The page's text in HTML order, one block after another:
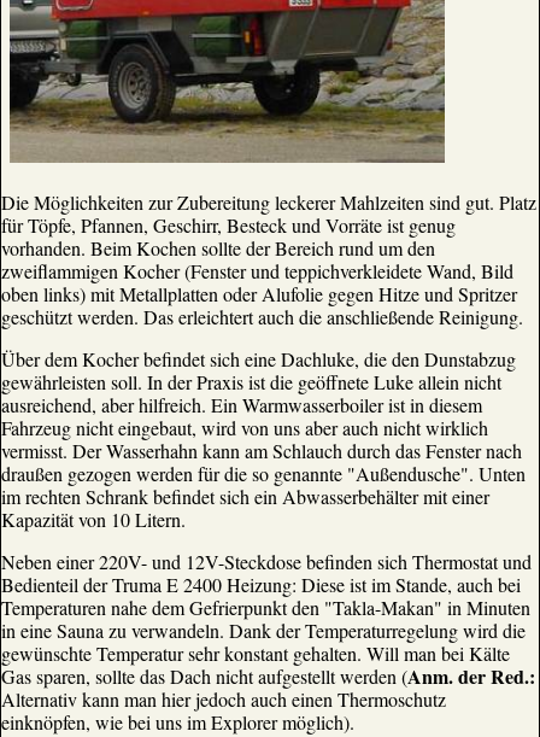
Die Möglichkeiten zur Zubereitung leckerer Mahlzeiten sind gut. Platz
für Töpfe, Pfannen, Geschirr, Besteck und Vorräte ist genug
vorhanden. Beim Kochen sollte der Bereich rund um den
zweiflammigen Kocher (Fenster und teppichverkleidete Wand, Bild
oben links) mit Metallplatten oder Alufolie gegen Hitze und Spritzer
geschützt werden. Das erleichtert auch die anschließende Reinigung.
Über dem Kocher befindet sich eine Dachluke, die den Dunstabzug
gewährleisten soll. In der Praxis ist die geöffnete Luke allein nicht
ausreichend, aber hilfreich. Ein Warmwasserboiler ist in diesem
Fahrzeug nicht eingebaut, wird von uns aber auch nicht wirklich
vermisst. Der Wasserhahn kann am Schlauch durch das Fenster nach
draußen gezogen werden für die so genannte "Außendusche". Unten
im rechten Schrank befindet sich ein Abwasserbehälter mit einer
Kapazität von 10 Litern.
Neben einer 220V- und 12V-Steckdose befinden sich Thermostat und
Bedienteil der Truma E 2400 Heizung: Diese ist im Stande, auch bei
Temperaturen nahe dem Gefrierpunkt den "Takla-Makan" in Minuten
in eine Sauna zu verwandeln. Dank der Temperaturregelung wird die
gewünschte Temperatur sehr konstant gehalten. Will man bei Kälte
Gas sparen, sollte das Dach nicht aufgestellt werden (Anm. der Red.:
Alternativ kann man hier jedoch auch einen Thermoschutz
einknöpfen, wie bei uns im Explorer möglich).